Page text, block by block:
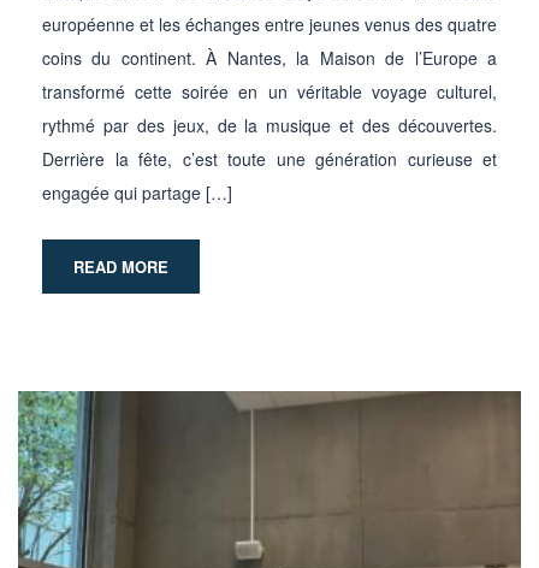
européenne et les échanges entre jeunes venus des quatre
coins du continent. À Nantes, la Maison de l’Europe a
transformé cette soirée en un véritable voyage culturel,
rythmé par des jeux, de la musique et des découvertes.
Derrière la fête, c’est toute une génération curieuse et
engagée qui partage […]
READ MORE